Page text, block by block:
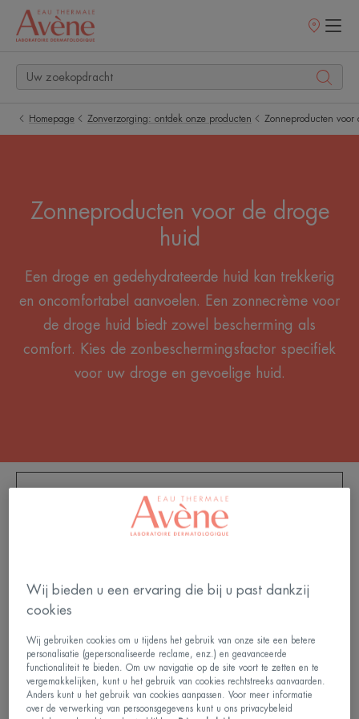
Homepage Zonverzorging: ontdek onze producten Zonneproducten voor
Zonneproducten voor de droge
huid
Een droge en gedehydrateerde huid kan trekkerig
en oncomfortabel aanvoelen. Een zonnecrème voor
de droge huid biedt zowel bescherming als
comfort. Kies de zonbeschermingsfactor specifiek
voor uw droge en gevoelige huid.
FILTER DE PRODUCTEN
SPF50+
Wij bieden u een ervaring die bij u past dankzij
cookies
Wij gebruiken cookies om u tijdens het gebruik van onze site een betere
personalisatie (gepersonaliseerde reclame, enz.) en geavanceerde
functionaliteit te bieden. Om uw navigatie op de site voort te zetten en te
vergemakkelijken, kunt u het gebruik van cookies rechtstreeks aanvaarden.
Anders kunt u het gebruik van cookies aanpassen. Voor meer informatie
over de verwerking van persoonsgegevens kunt u ons privacybeleid